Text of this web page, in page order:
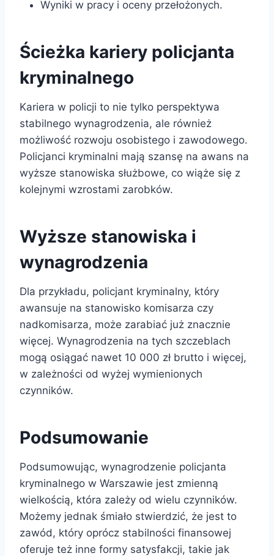
Wyniki w pracy i oceny przełożonych.
Ścieżka kariery policjanta
kryminalnego
Kariera w policji to nie tylko perspektywa
stabilnego wynagrodzenia, ale również
możliwość rozwoju osobistego i zawodowego.
Policjanci kryminalni mają szansę na awans na
wyższe stanowiska służbowe, co wiąże się z
kolejnymi wzrostami zarobków.
Wyższe stanowiska i
wynagrodzenia
Dla przykładu, policjant kryminalny, który
awansuje na stanowisko komisarza czy
nadkomisarza, może zarabiać już znacznie
więcej. Wynagrodzenia na tych szczeblach
mogą osiągać nawet 10 000 zł brutto i więcej,
w zależności od wyżej wymienionych
czynników.
Podsumowanie
Podsumowując, wynagrodzenie policjanta
kryminalnego w Warszawie jest zmienną
wielkością, która zależy od wielu czynników.
Możemy jednak śmiało stwierdzić, że jest to
zawód, który oprócz stabilności finansowej
oferuje też inne formy satysfakcji, takie jak